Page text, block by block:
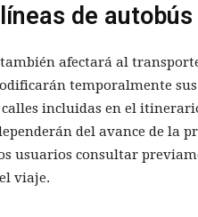
de autobús
afectará al
temporalmente
incluidas en el
del avance de la
usuarios consultar
viaje.